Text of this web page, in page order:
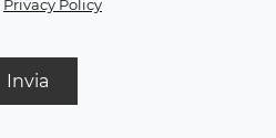
Privacy Policy
Invia